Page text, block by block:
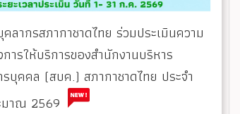
ลากรสภากาชาดไทย ร่วมประเมินความ
ารให้บริการของสำนักงานบริหาร
บุคคล (สบค.) สภากาชาดไทย ประจำ
าณ 2569